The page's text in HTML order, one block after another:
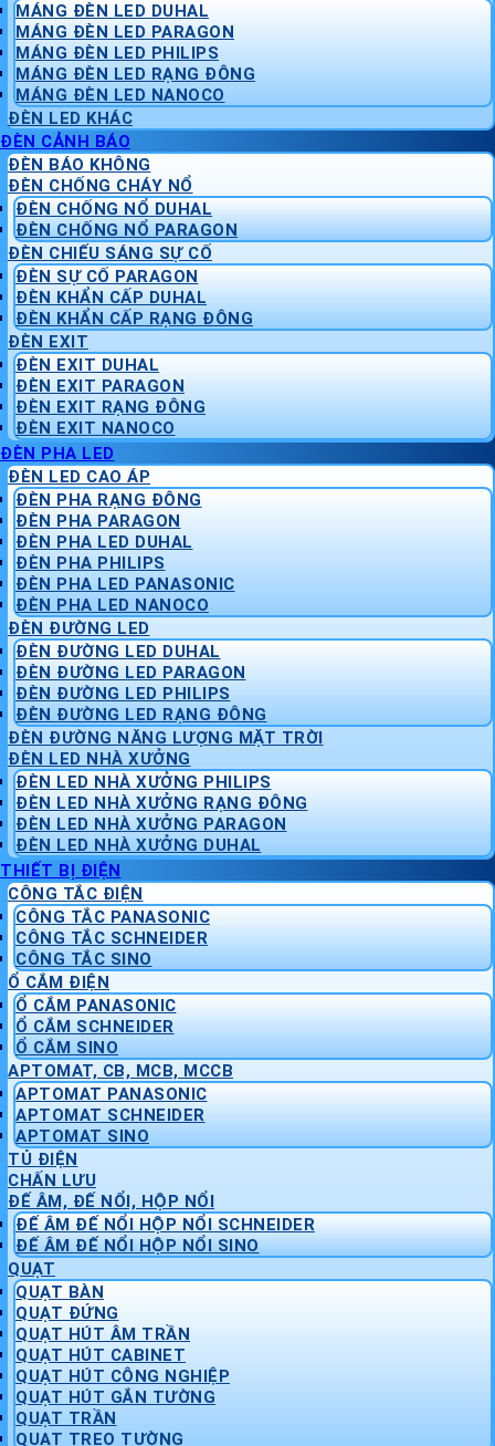
MÁNG ĐÈN LED DUHAL
MÁNG ĐÈN LED PARAGON
MÁNG ĐÈN LED PHILIPS
MÁNG ĐÈN LED RẠNG ĐÔNG
MÁNG ĐÈN LED NANOCO
ĐÈN LED KHÁC
ĐÈN CẢNH BÁO
ĐÈN BÁO KHÔNG
ĐÈN CHỐNG CHÁY NỔ
ĐÈN CHỐNG NỔ DUHAL
ĐÈN CHỐNG NỔ PARAGON
ĐÈN CHIẾU SÁNG SỰ CỐ
ĐÈN SỰ CỐ PARAGON
ĐÈN KHẨN CẤP DUHAL
ĐÈN KHẨN CẤP RẠNG ĐÔNG
ĐÈN EXIT
ĐÈN EXIT DUHAL
ĐÈN EXIT PARAGON
ĐÈN EXIT RẠNG ĐÔNG
ĐÈN EXIT NANOCO
ĐÈN PHA LED
ĐÈN LED CAO ÁP
ĐÈN PHA RẠNG ĐÔNG
ĐÈN PHA PARAGON
ĐÈN PHA LED DUHAL
ĐÈN PHA PHILIPS
ĐÈN PHA LED PANASONIC
ĐÈN PHA LED NANOCO
ĐÈN ĐƯỜNG LED
ĐÈN ĐƯỜNG LED DUHAL
ĐÈN ĐƯỜNG LED PARAGON
ĐÈN ĐƯỜNG LED PHILIPS
ĐÈN ĐƯỜNG LED RẠNG ĐÔNG
ĐÈN ĐƯỜNG NĂNG LƯỢNG MẶT TRỜI
ĐÈN LED NHÀ XƯỞNG
ĐÈN LED NHÀ XƯỞNG PHILIPS
ĐÈN LED NHÀ XƯỞNG RẠNG ĐÔNG
ĐÈN LED NHÀ XƯỞNG PARAGON
ĐÈN LED NHÀ XƯỞNG DUHAL
THIẾT BỊ ĐIỆN
CÔNG TẮC ĐIỆN
CÔNG TẮC PANASONIC
CÔNG TẮC SCHNEIDER
CÔNG TẮC SINO
Ổ CẮM ĐIỆN
Ổ CẮM PANASONIC
Ổ CẮM SCHNEIDER
Ổ CẮM SINO
APTOMAT, CB, MCB, MCCB
APTOMAT PANASONIC
APTOMAT SCHNEIDER
APTOMAT SINO
TỦ ĐIỆN
CHẤN LƯU
ĐẾ ÂM, ĐẾ NỔI, HỘP NỔI
ĐẾ ÂM ĐẾ NỔI HỘP NỔI SCHNEIDER
ĐẾ ÂM ĐẾ NỔI HỘP NỔI SINO
QUẠT
QUẠT BÀN
QUẠT ĐỨNG
QUẠT HÚT ÂM TRẦN
QUẠT HÚT CABINET
QUẠT HÚT CÔNG NGHIỆP
QUẠT HÚT GẮN TƯỜNG
QUẠT TRẦN
QUẠT TREO TƯỜNG